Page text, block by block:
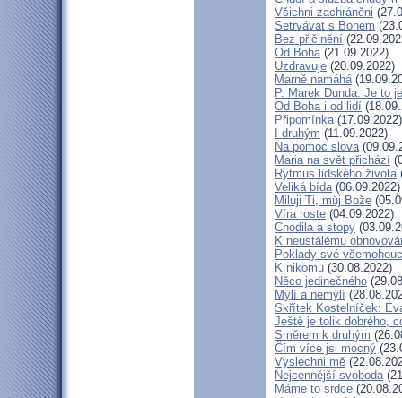
Všichni zachráněni
Setrvávat s Bohem
Bez přičinění
Od Boha(21.09.2022)
Uzdravuje (20.09.2022)
Marně namáhá
P. Marek Dunda: Je to
Od Boha i od lidí
Připomínka(17.09.2022)
I druhým (11.09.2022)
Na pomoc slova
Maria na svět přichází
Rytmus lidského života
Veliká bída(06.09.2022)
Miluji Ti, můj Bože
Víra roste (04.09.2022)
Chodila a stopy
K neustálému
Poklady své
K nikomu (30.08.2022)
Něco jedinečného
Mýlí a nemýlí
Skřítek Kostelníček:
Ještě je tolik dobrého,
Směrem k druhým
Čím více jsi mocný
Vyslechni mě
Nejcennější svoboda
Máme to srdce